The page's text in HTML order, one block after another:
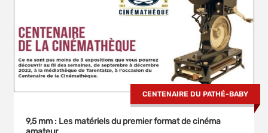
CENTENAIRE DU PATHÉ-BABY
9,5 mm : Les matériels du premier format de cinéma